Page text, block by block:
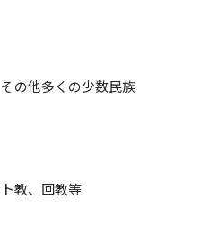
の他多くの少数民族
教、回教等